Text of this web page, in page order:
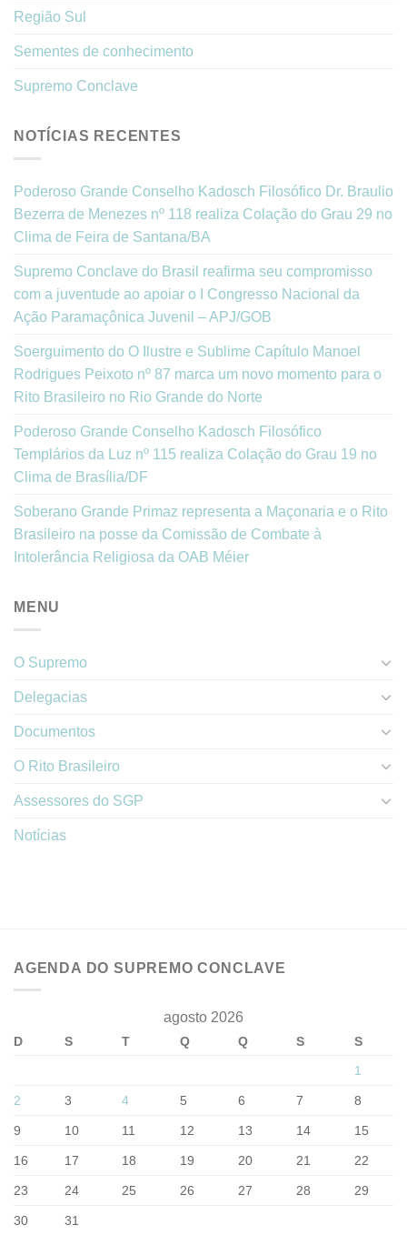
Região Sul
Sementes de conhecimento
Supremo Conclave
NOTÍCIAS RECENTES
Poderoso Grande Conselho Kadosch Filosófico Dr. Braulio
Bezerra de Menezes nº 118 realiza Colação do Grau 29 no
Clima de Feira de Santana/BA
Supremo Conclave do Brasil reafirma seu compromisso
com a juventude ao apoiar o I Congresso Nacional da
Ação Paramaçônica Juvenil – APJ/GOB
Soerguimento do O Ilustre e Sublime Capítulo Manoel
Rodrigues Peixoto nº 87 marca um novo momento para o
Rito Brasileiro no Rio Grande do Norte
Poderoso Grande Conselho Kadosch Filosófico
Templários da Luz nº 115 realiza Colação do Grau 19 no
Clima de Brasília/DF
Soberano Grande Primaz representa a Maçonaria e o Rito
Brasileiro na posse da Comissão de Combate à
Intolerância Religiosa da OAB Méier
MENU
O Supremo
Delegacias
Documentos
O Rito Brasileiro
Assessores do SGP
Notícias
AGENDA DO SUPREMO CONCLAVE
agosto 2026
D S T Q Q S
S
1
2 3 4 5 6 7 8
9 10 11 12 13 14 15
16 17 18 19 20 21 22
23 24 25 26 27 28 29
30 31